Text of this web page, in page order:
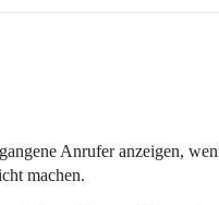
Anrufer anzeigen,
machen.